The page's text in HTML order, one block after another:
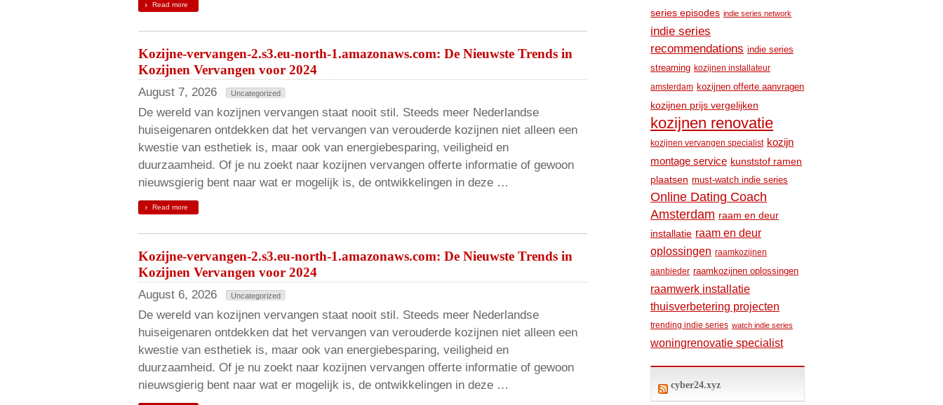
Read more
Kozijne-vervangen-2.s3.eu-north-1.amazonaws.com: De Nieuwste Trends in
Kozijnen Vervangen voor 2024
August 7, 2026 Uncategorized
De wereld van kozijnen vervangen staat nooit stil. Steeds meer Nederlandse
huiseigenaren ontdekken dat het vervangen van verouderde kozijnen niet alleen een
kwestie van esthetiek is, maar ook van energiebesparing, veiligheid en
duurzaamheid. Of je nu zoekt naar kozijnen vervangen offerte informatie of gewoon
nieuwsgierig bent naar wat er mogelijk is, de ontwikkelingen in deze …
Read more
Kozijne-vervangen-2.s3.eu-north-1.amazonaws.com: De Nieuwste Trends in
Kozijnen Vervangen voor 2024
August 6, 2026 Uncategorized
De wereld van kozijnen vervangen staat nooit stil. Steeds meer Nederlandse
huiseigenaren ontdekken dat het vervangen van verouderde kozijnen niet alleen een
kwestie van esthetiek is, maar ook van energiebesparing, veiligheid en
duurzaamheid. Of je nu zoekt naar kozijnen vervangen offerte informatie of gewoon
nieuwsgierig bent naar wat er mogelijk is, de ontwikkelingen in deze …
series episodes indie series network
indie series
recommendations indie series
streaming kozijnen installateur
amsterdam kozijnen offerte aanvragen
kozijnen prijs vergelijken
kozijnen renovatie
kozijnen vervangen specialist kozijn
montage service kunststof ramen
plaatsen must-watch indie series
Online Dating Coach
Amsterdam raam en deur
installatie raam en deur
oplossingen raamkozijnen
aanbieder raamkozijnen oplossingen
raamwerk installatie
thuisverbetering projecten
trending indie series watch indie series
woningrenovatie specialist
cyber24.xyz